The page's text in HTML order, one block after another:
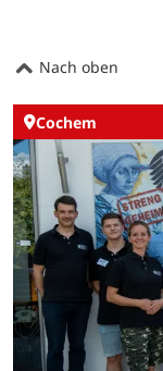
Nach oben
Cochem